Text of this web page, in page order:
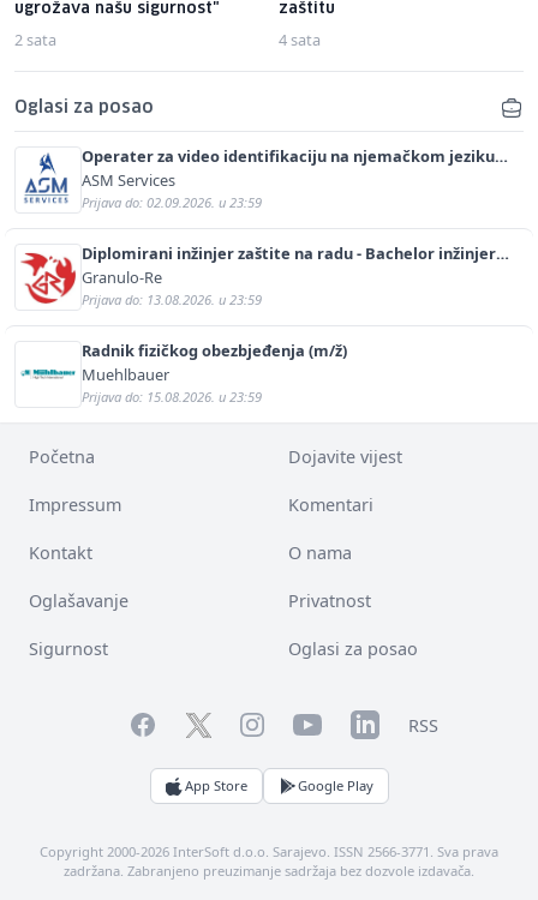
ugrožava našu sigurnost"
2 sata
zaštitu
4 sata
Oglasi za posao
Operater za video identifikaciju na njemačkom jeziku
(m/ž)
ASM Services
Prijava do: 02.09.2026. u 23:59
Diplomirani inžinjer zaštite na radu - Bachelor inžinjer
sigurnosti i pomoći (m/ž)
Granulo-Re
Prijava do: 13.08.2026. u 23:59
Radnik fizičkog obezbjeđenja (m/ž)
Muehlbauer
Prijava do: 15.08.2026. u 23:59
Početna Dojavite vijest
Impressum Komentari
Kontakt O nama
Oglašavanje Privatnost
Sigurnost Oglasi za posao
FacebookTwitterInstagramYouTubeLinkedInRSS
App Store Google Play
Copyright 2000-2026 InterSoft d.o.o. Sarajevo. ISSN 2566-3771. Sva prava
zadržana. Zabranjeno preuzimanje sadržaja bez dozvole izdavača.